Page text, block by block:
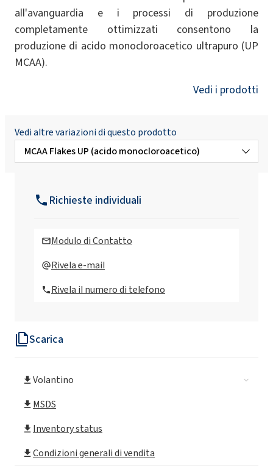
Scarica
Volantino
MSDS
Inventory status
Condizioni generali di vendita
all'avanguardia e i processi di produzione
completamente ottimizzati consentono la
produzione di acido monocloroacetico ultrapuro (UP
MCAA).
Vedi i prodotti
Vedi altre variazioni di questo prodotto
MCAA Flakes UP (acido monocloroacetico)
Richieste individuali
Modulo di Contatto
Rivela e-mail
Rivela il numero di telefono